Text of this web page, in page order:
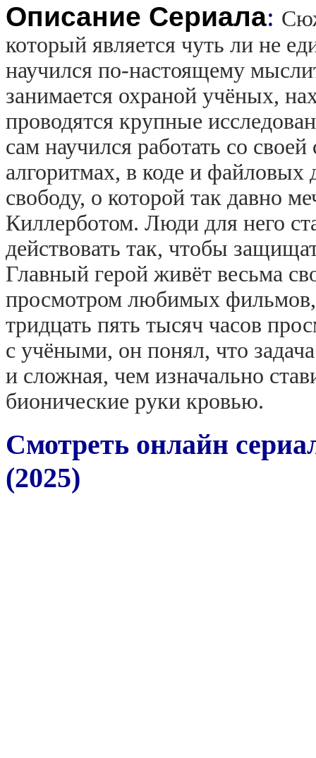
Описание Сериала:
который является чуть ли не
научился по-настоящему
занимается охраной учёных,
проводятся крупные
сам научился работать со
алгоритмах, в коде и
свободу, о которой так давно
Киллерботом. Люди для него
действовать так, чтобы
Главный герой живёт весьма
просмотром любимых фильмов,
тридцать пять тысяч часов
с учёными, он понял, что
и сложная, чем изначально
бионические руки кровью.
Смотреть онлайн
(2025)